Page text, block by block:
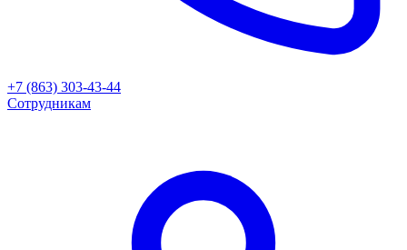
+7 (863) 303-43-44
Сотрудникам